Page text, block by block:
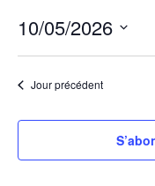
10/05/2026
Sélectionnez
uneJour précédent